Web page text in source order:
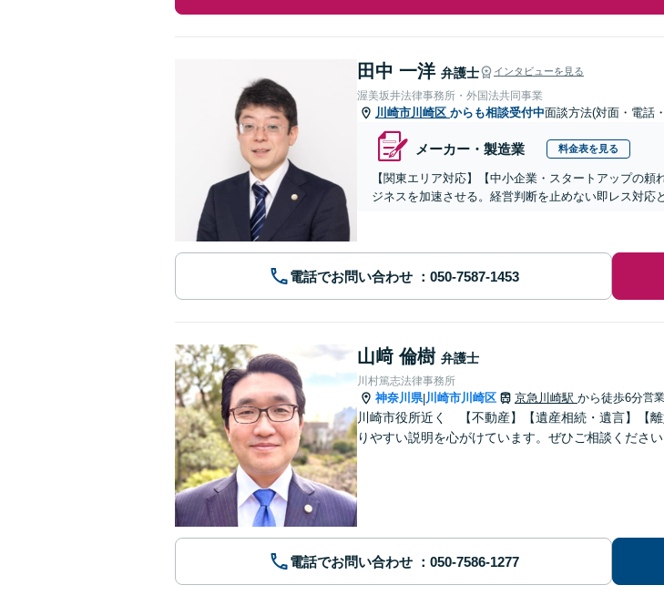
田中 一洋 弁護士 インタビューを見る
渥美坂井法律事務所・外国法共同事業
川崎市川崎区 からも相談受付中面談方法(対面・電話
メーカー・製造業 料金表を見る
【関東エリア対応】【中小企業・スタートアップの
ジネスを加速させる。経営判断を止めない即レス対応
電話でお問い合わせ
山﨑 倫樹 弁護士
川村篤志法律事務所
神奈川県|川崎市川崎区 京急川崎駅 から徒歩6分営
川崎市役所近く 【不動産】【遺産相続・遺言】【
りやすい説明を心がけています。ぜひご相談ください
電話でお問い合わせ